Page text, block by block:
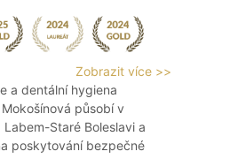
Zobrazit více >>
a dentální hygiena
působí v
Staré Boleslavi a
poskytování bezpečné